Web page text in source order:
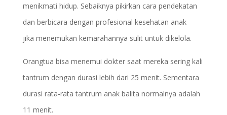
menikmati hidup. Sebaiknya pikirkan cara pendekatan
dan berbicara dengan profesional kesehatan anak
jika menemukan kemarahannya sulit untuk dikelola.
Orangtua bisa menemui dokter saat mereka sering kali
tantrum dengan durasi lebih dari 25 menit. Sementara
durasi rata-rata tantrum anak balita normalnya adalah
11 menit.